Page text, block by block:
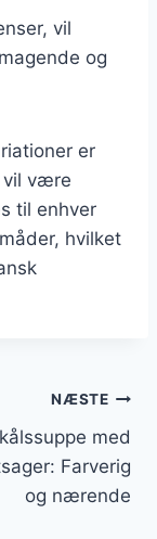
vil
og
er
vil være
til enhver
hvilket
NÆSTE
med
Farverig
og nærende